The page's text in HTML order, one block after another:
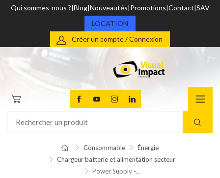
Qui sommes-nous ? Blog Nouveautés Promotions Contact SAV
LOCATION
Créer un compte / Connexion
Consommable
Énergie
Chargeur batterie et alimentation secteur
Power Supply -...